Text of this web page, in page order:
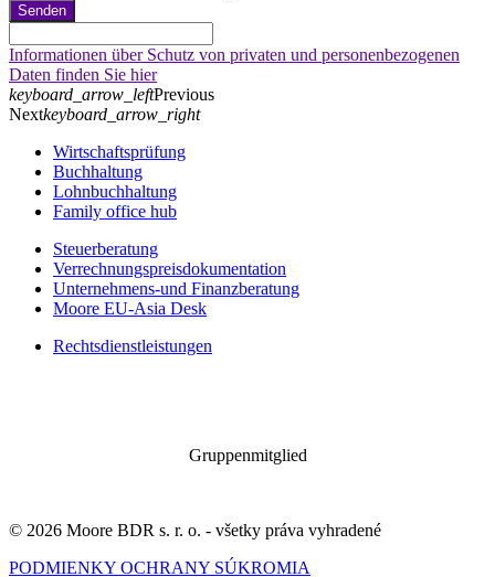
Senden
Informationen über Schutz von privaten und personenbezogenen
Daten finden Sie hier
keyboard_arrow_leftPrevious
Nextkeyboard_arrow_right
Wirtschaftsprüfung
Buchhaltung
Lohnbuchhaltung
Family office hub
Steuerberatung
Verrechnungspreisdokumentation
Unternehmens-und Finanzberatung
Moore EU-Asia Desk
Rechtsdienstleistungen
Gruppenmitglied
© 2026 Moore BDR s. r. o. - všetky práva vyhradené
PODMIENKY OCHRANY SÚKROMIA